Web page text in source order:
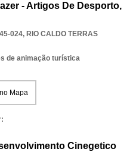
- Artigos De Desporto,
024, RIO CALDO TERRAS
de animação turística
Mapa
Cinegetico